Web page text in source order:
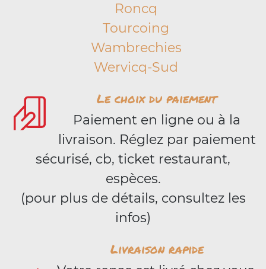
Roncq
Tourcoing
Wambrechies
Wervicq-Sud
Le choix du paiement
Paiement en ligne ou à la
livraison. Réglez par paiement
sécurisé, cb, ticket restaurant,
espèces.
(pour plus de détails, consultez les
infos)
Livraison rapide